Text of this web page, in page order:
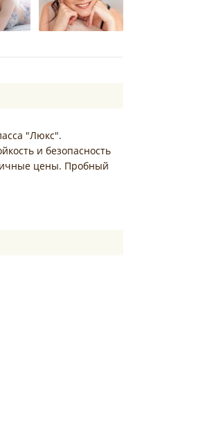
"Люкс".
и безопасность
цены. Пробный